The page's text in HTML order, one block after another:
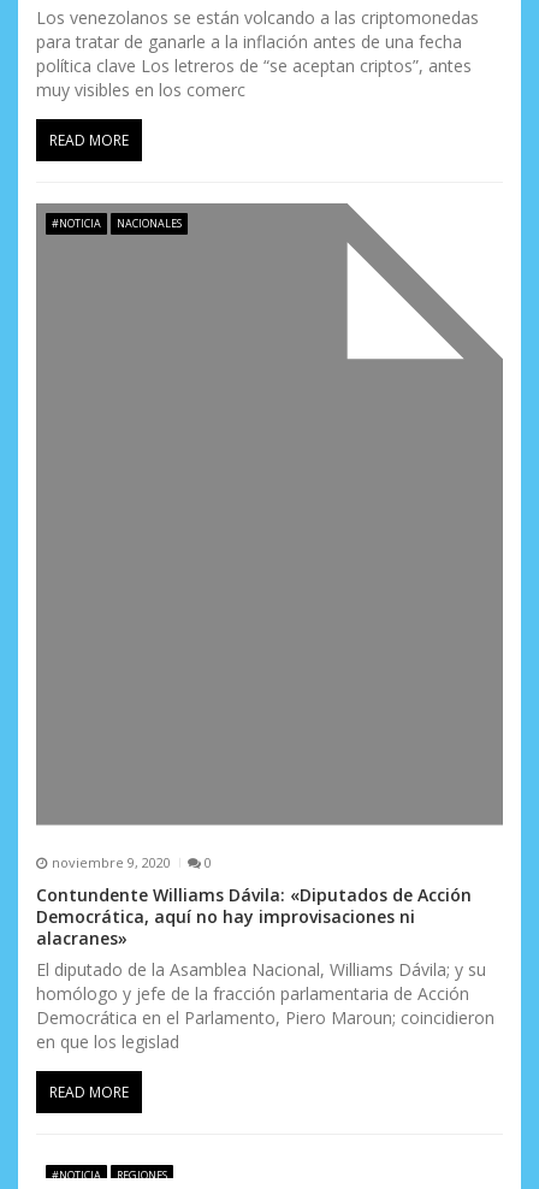
Los venezolanos se están volcando a las criptomonedas
para tratar de ganarle a la inflación antes de una fecha
política clave Los letreros de “se aceptan criptos”, antes
muy visibles en los comerc
READ MORE
#NOTICIA NACIONALES
noviembre 9, 2020 0
Contundente Williams Dávila: «Diputados de Acción
Democrática, aquí no hay improvisaciones ni
alacranes»
El diputado de la Asamblea Nacional, Williams Dávila; y su
homólogo y jefe de la fracción parlamentaria de Acción
Democrática en el Parlamento, Piero Maroun; coincidieron
en que los legislad
READ MORE
#NOTICIA REGIONES